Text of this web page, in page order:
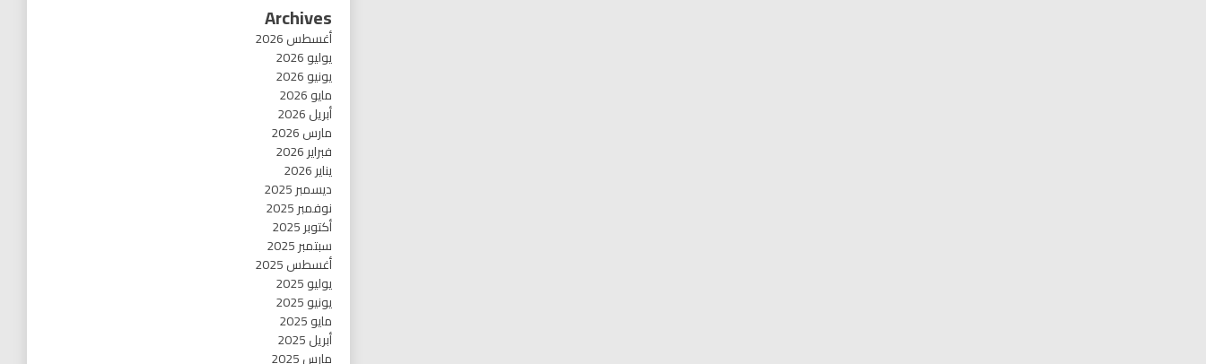
Archives
أغسطس 2026
يوليو 2026
يونيو 2026
مايو 2026
أبريل 2026
مارس 2026
فبراير 2026
يناير 2026
ديسمبر 2025
نوفمبر 2025
أكتوبر 2025
سبتمبر 2025
أغسطس 2025
يوليو 2025
يونيو 2025
مايو 2025
أبريل 2025
مارس 2025